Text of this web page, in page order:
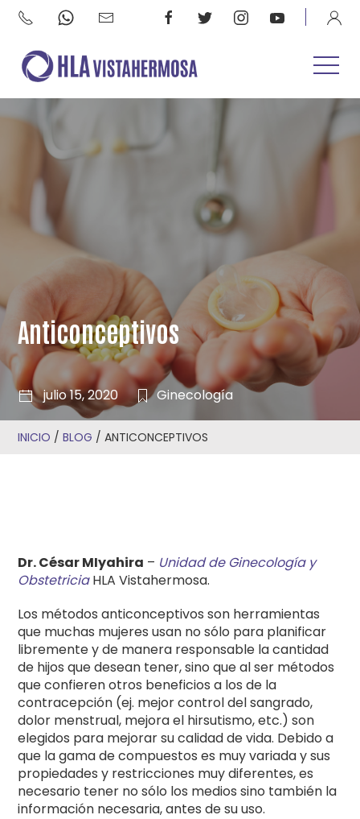
Anticonceptivos
julio 15, 2020 Ginecología
INICIO /BLOG /ANTICONCEPTIVOS
Dr. César MIyahira – Unidad de Ginecología y
ObstetriciaHLA Vistahermosa.
Los métodos anticonceptivos son herramientas
que muchas mujeres usan no sólo para planificar
libremente y de manera responsable la cantidad
de hijos que desean tener, sino que al ser métodos
que confieren otros beneficios a los de la
contracepción (ej. mejor control del sangrado,
dolor menstrual, mejora el hirsutismo, etc.) son
elegidos para mejorar su calidad de vida. Debido a
que la gama de compuestos es muy variada y sus
propiedades y restricciones muy diferentes, es
necesario tener no sólo los medios sino también la
información necesaria, antes de su uso.